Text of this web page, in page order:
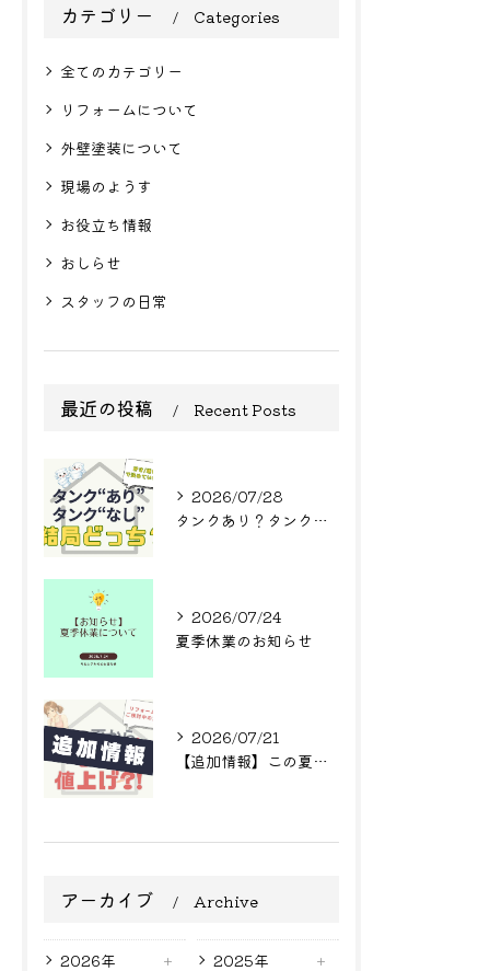
カテゴリー Categories
全てのカテゴリー
リフォームについて
外壁塗装について
現場のようす
お役立ち情報
おしらせ
スタッフの日常
最近の投稿 Recent Posts
2026/07/28
タンクあり？タンクなし？結局どっち？
2026/07/24
夏季休業のお知らせ
2026/07/21
【追加情報】この夏からまた値上げ?! リフォームをご検討中の方へ
アーカイブ Archive
2026年 2025年